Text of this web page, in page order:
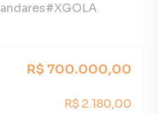
R$ 700.000,00
R$ 2.180,00